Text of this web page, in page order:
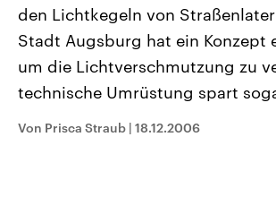
Landtagswahl Sachsen-Anhalt
Alle Informationen
Sachsen-Anhalt wählt am 6.
USA
den
mit
den Lichtkegeln von
Stadt Augsburg hat ein Konzept
um die Lichtverschmutzung zu
technische Umrüstung spart
Von Prisca Straub | 18.12.2006